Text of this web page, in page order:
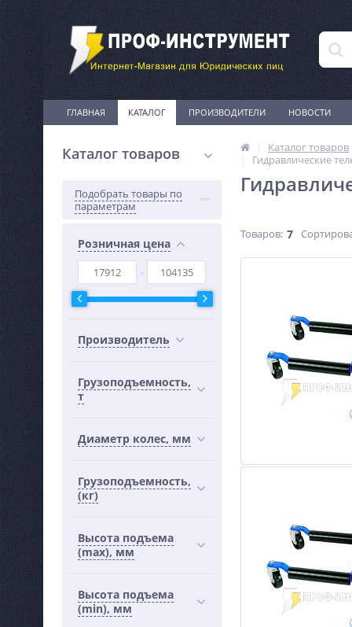
ГЛАВНАЯ КАТАЛОГ ПРОИЗВОДИТЕЛИ НОВОСТИ
Каталог товаров
Подобрать товары по
параметрам
Розничная цена
Производитель
Грузоподъемность,
т
Диаметр колес, мм
Грузоподъемность,
(кг)
Высота подъема
(max), мм
Высота подъема
(min), мм
Каталог товаров
Гидравлические
Товаров: 7